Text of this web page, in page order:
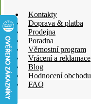
Kontakty
Doprava & platba
Prodejna
Poradna
Věrnostní program
Vrácení a reklamace
Blog
Hodnocení obchodu
FAQ